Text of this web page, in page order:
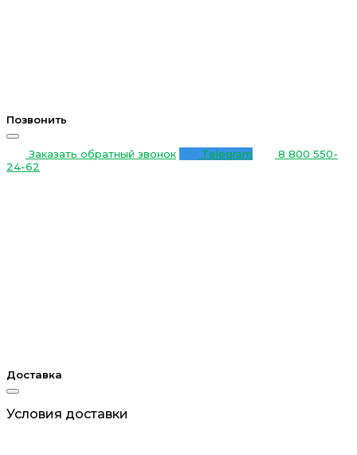
Позвонить
Заказать обратный звонок Telegram
8 800 550-
24-62
Доставка
Условия доставки